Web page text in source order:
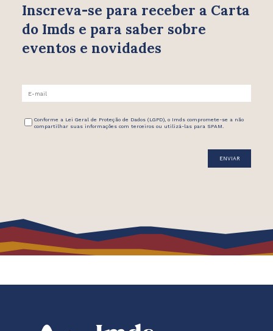
Inscreva-se para receber a Carta
do Imds e para saber sobre
eventos e novidades
Conforme a Lei Geral de Proteção de Dados (LGPD), o Imds compromete-se a não
compartilhar suas informações com terceiros ou utilizá-las para SPAM.